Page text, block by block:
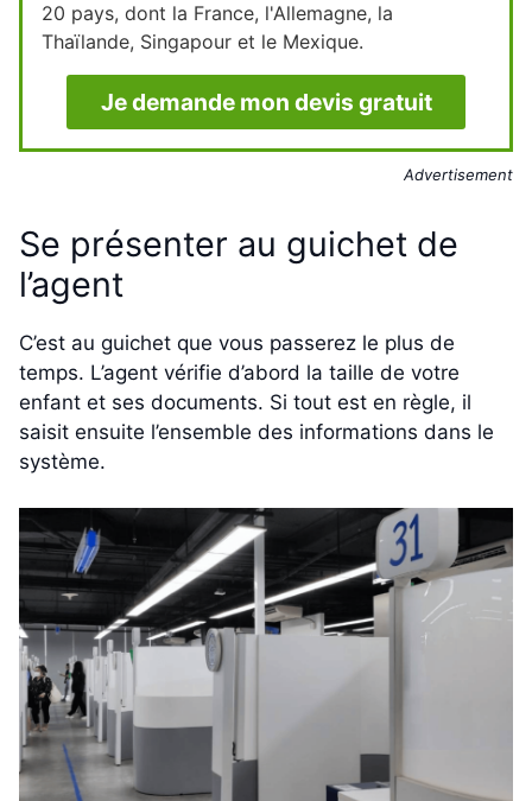
20 pays, dont la France, l'Allemagne, la
Thaïlande, Singapour et le Mexique.
Je demande mon devis gratuit
Advertisement
Se présenter au guichet de
l’agent
C’est au guichet que vous passerez le plus de
temps. L’agent vérifie d’abord la taille de votre
enfant et ses documents. Si tout est en règle, il
saisit ensuite l’ensemble des informations dans le
système.